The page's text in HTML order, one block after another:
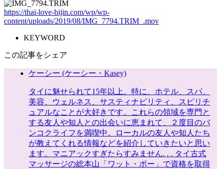
https://thai-love-bijin.com/wp/wp-
content/uploads/2019/08/IMG_7794.TRIM_.mov
KEYWORD
この記事をシェア
ケーシー (ケーシー・Kasey)
タイに魅せられて15年以上。特に、ホテル、スパ、
美容、ウェルネス、サスティナビリティ、スピリチ
ュアルなことが大好きです。これらの領域を専門と
する友人や知人との出会いに恵まれて、２度目のバ
ンコクライフを満喫中。ローカルの友人や知人たち
が教えてくれる情報などを紹介していきたいと思い
ます。マニアックすぎたらすみません. . . タイ古式
マッサージの総本山「ワット・ポー」で資格を取得